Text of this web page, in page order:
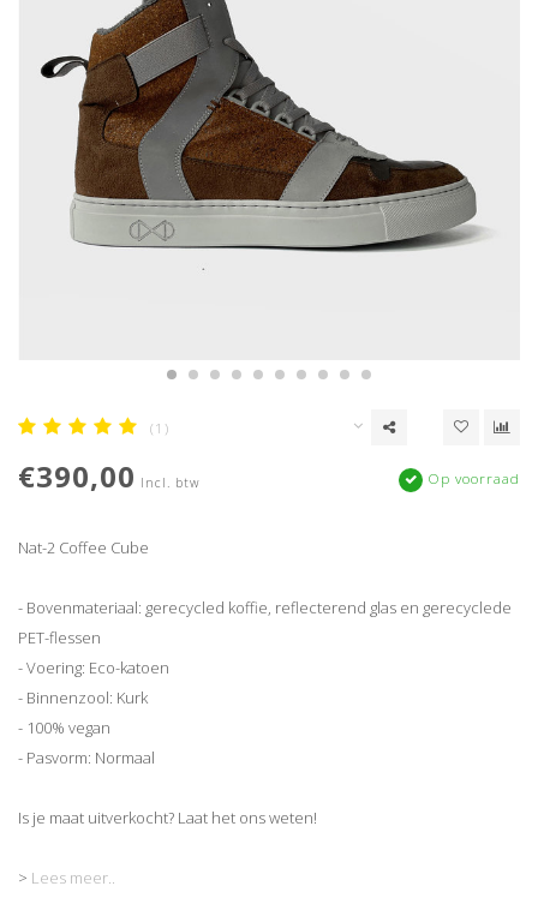
(1)
€390,00 Incl. btw Op voorraad
Nat-2 Coffee Cube
- Bovenmateriaal: gerecycled koffie, reflecterend glas en gerecyclede
PET-flessen
- Voering: Eco-katoen
- Binnenzool: Kurk
- 100% vegan
- Pasvorm: Normaal
Is je maat uitverkocht? Laat het ons weten!
> Lees meer..